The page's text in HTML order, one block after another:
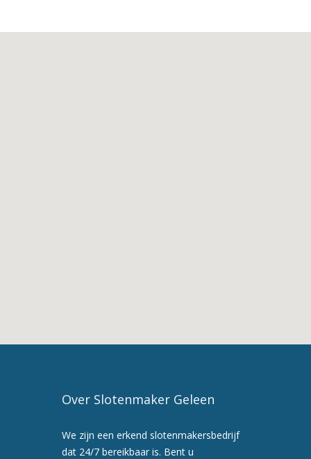
Slotenmaker
afspraak
Over Slotenmaker Geleen
We zijn een erkend slotenmakersbedrijf
dat 24/7 bereikbaar is. Bent u